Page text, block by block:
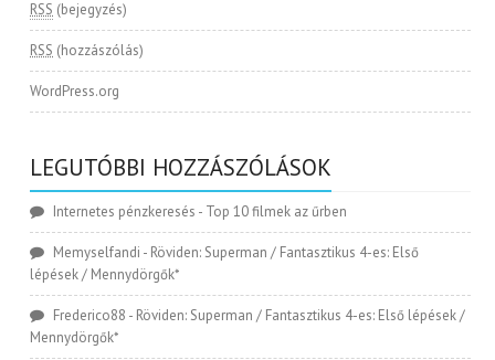
RSS (bejegyzés)
RSS (hozzászólás)
WordPress.org
LEGUTÓBBI HOZZÁSZÓLÁSOK
Internetes pénzkeresés - Top 10 filmek az űrben
Memyselfandi - Röviden: Superman / Fantasztikus 4-es: Első
lépések / Mennydörgők*
Frederico88 - Röviden: Superman / Fantasztikus 4-es: Első lépések /
Mennydörgők*